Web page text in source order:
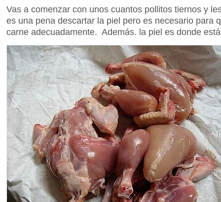
Vas a comenzar con unos cuantos pollitos tiernos y
es una pena descartar la piel pero es necesario para
carne adecuadamente. Además. la piel es donde